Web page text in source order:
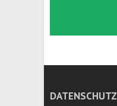
DATENSCHUTZ